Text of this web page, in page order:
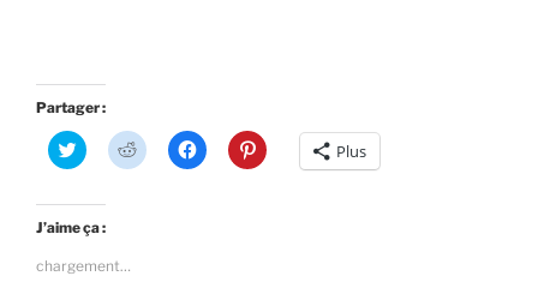
Partager :
C
l
u
e
o
C
l
C
l
C
l Plus
J’aime ça :
chargement…